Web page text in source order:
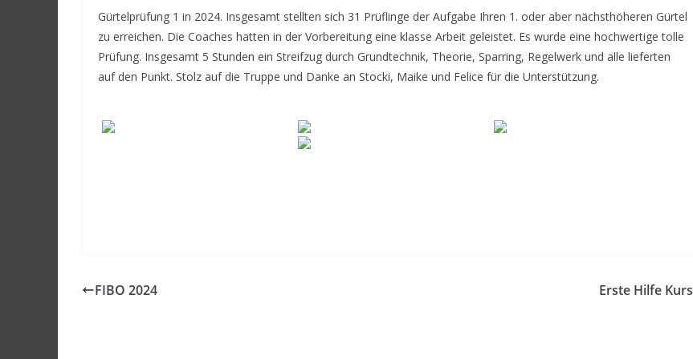
Gürtelprüfung 1 in 2024. Insgesamt stellten sich 31 Prüflinge der Aufgabe Ihren 1. oder aber nächsthöheren Gürtel
zu erreichen. Die Coaches hatten in der Vorbereitung eine klasse Arbeit geleistet. Es wurde eine hochwertige tolle
Prüfung. Insgesamt 5 Stunden ein Streifzug durch Grundtechnik, Theorie, Sparring, Regelwerk und alle lieferten
auf den Punkt. Stolz auf die Truppe und Danke an Stocki, Maike und Felice für die Unterstützung.
FIBO 2024 Erste Hilfe Kurs